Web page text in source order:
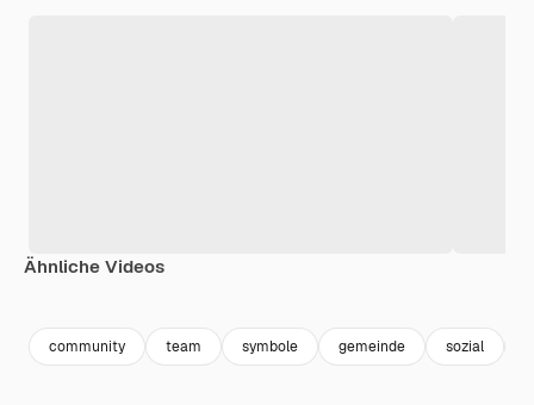
Ähnliche Videos
community team symbole gemeinde sozial